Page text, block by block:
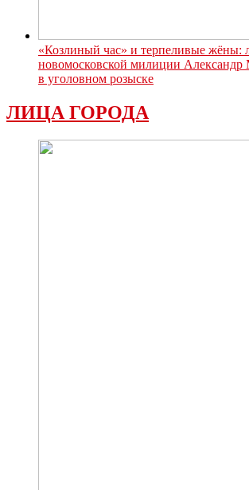
«Козлиный час» и терпеливые жёны:
новомосковской милиции Александр
в уголовном розыске
ЛИЦА ГОРОДА